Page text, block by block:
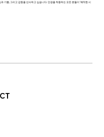
기쁨, 그리고 감동을 선사하고 싶습니다. 안경을 착용하는 모든 분들이 '쾌적한 시